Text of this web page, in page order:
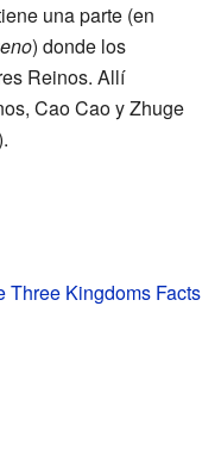
una parte (en
) donde los
Reinos. Allí
Cao Cao y Zhuge
Three Kingdoms Facts